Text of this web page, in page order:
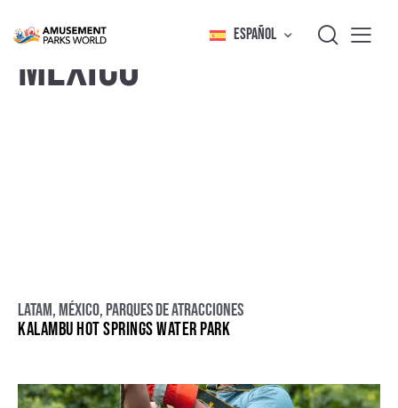
ESPAÑOL
MÉXICO
LATAM,México,Parques de atracciones
KALAMBU HOT SPRINGS WATER PARK